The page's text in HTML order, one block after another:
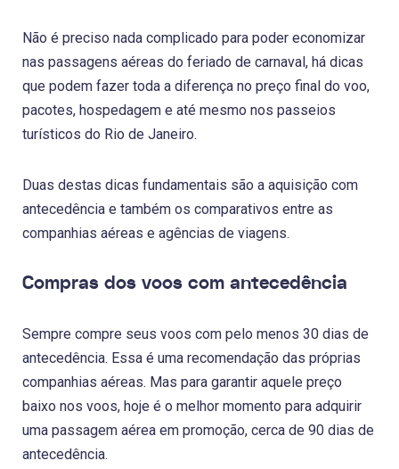
Não é preciso nada complicado para poder economizar
nas passagens aéreas do feriado de carnaval, há dicas
que podem fazer toda a diferença no preço final do voo,
pacotes, hospedagem e até mesmo nos passeios
turísticos do Rio de Janeiro.
Duas destas dicas fundamentais são a aquisição com
antecedência e também os comparativos entre as
companhias aéreas e agências de viagens.
Compras dos voos com antecedência
Sempre compre seus voos com pelo menos 30 dias de
antecedência. Essa é uma recomendação das próprias
companhias aéreas. Mas para garantir aquele preço
baixo nos voos, hoje é o melhor momento para adquirir
uma passagem aérea em promoção, cerca de 90 dias de
antecedência.